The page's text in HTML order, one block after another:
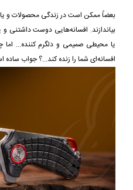
بعضاً ممکن است در زندگی محصولات و یا
بیاندازند. افسانه‌هایی دوست داشتنی
یا محیطی صمیمی و دلگرم کننده...
افسانه‌ای شما را زنده کند...؟ جواب